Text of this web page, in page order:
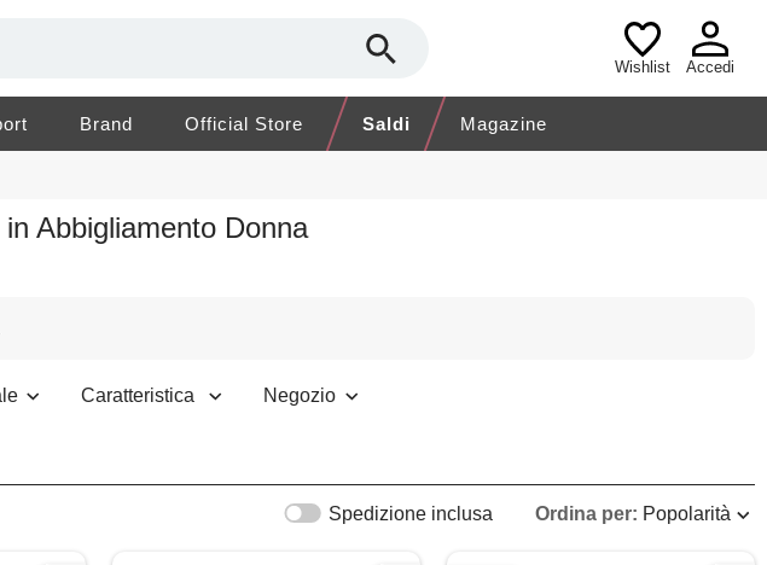
Wishlist Accedi
Brand Official Store Saldi Magazine
in Abbigliamento Donna
Caratteristica Negozio
Ordina per: Popolarità
Spedizione inclusa